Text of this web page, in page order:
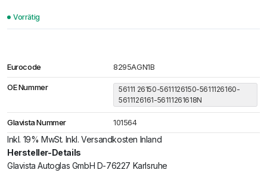
Vorrätig
Eurocode 8295AGN1B
OE Nummer
56111 26150-5611126150-5611126160-
5611126161-56111261618N
Glavista Nummer 101564
Inkl. 19% MwSt. Inkl. Versandkosten Inland
Hersteller-Details
Glavista Autoglas GmbH D-76227 Karlsruhe